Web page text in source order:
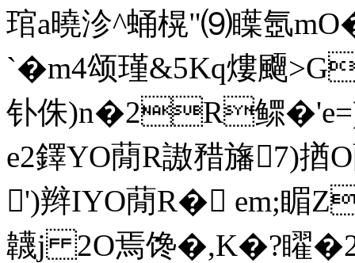
琯a曉沴^蛹榥"⑼瞸氬
`�m4颂瑾&5Kq熡飅
钋侏)n�2R鳏�'e=)
e2鐸YO蕑R謸矠旛7)揂
')辫IYO蕑R� em;睸
韤j 2O焉馋�,K�?矅�2镄